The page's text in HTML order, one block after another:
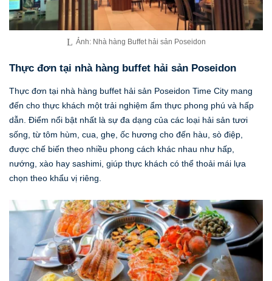
Ảnh: Nhà hàng Buffet hải sản Poseidon
Thực đơn tại nhà hàng buffet hải sản Poseidon
Thực đơn tại nhà hàng buffet hải sản Poseidon Time City mang
đến cho thực khách một trải nghiệm ẩm thực phong phú và hấp
dẫn. Điểm nổi bật nhất là sự đa dạng của các loại hải sản tươi
sống, từ tôm hùm, cua, ghẹ, ốc hương cho đến hàu, sò điệp,
được chế biến theo nhiều phong cách khác nhau như hấp,
nướng, xào hay sashimi, giúp thực khách có thể thoải mái lựa
chọn theo khẩu vị riêng.